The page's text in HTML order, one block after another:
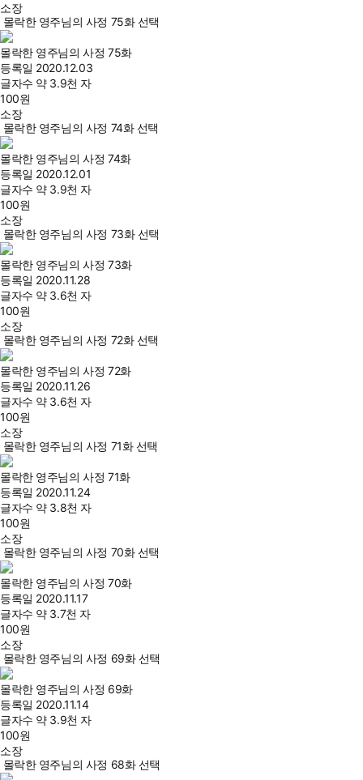
소장
몰락한 영주님의 사정 75화 선택
몰락한 영주님의 사정 75화
등록일 2020.12.03
글자수 약 3.9천 자
100원
소장
몰락한 영주님의 사정 74화 선택
몰락한 영주님의 사정 74화
등록일 2020.12.01
글자수 약 3.9천 자
100원
소장
몰락한 영주님의 사정 73화 선택
몰락한 영주님의 사정 73화
등록일 2020.11.28
글자수 약 3.6천 자
100원
소장
몰락한 영주님의 사정 72화 선택
몰락한 영주님의 사정 72화
등록일 2020.11.26
글자수 약 3.6천 자
100원
소장
몰락한 영주님의 사정 71화 선택
몰락한 영주님의 사정 71화
등록일 2020.11.24
글자수 약 3.8천 자
100원
소장
몰락한 영주님의 사정 70화 선택
몰락한 영주님의 사정 70화
등록일 2020.11.17
글자수 약 3.7천 자
100원
소장
몰락한 영주님의 사정 69화 선택
몰락한 영주님의 사정 69화
등록일 2020.11.14
글자수 약 3.9천 자
100원
소장
몰락한 영주님의 사정 68화 선택